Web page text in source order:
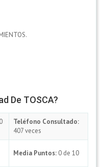
De TOSCA?
0
Teléfono Consultado:
407 veces
Media Puntos: 0 de 10